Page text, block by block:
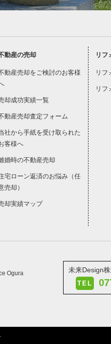
動産の売却
動産売却をご検討のお客様
却成功実績一覧
動産売却査定フォーム
社から手紙を受け取られた
客様へ
婚時の不動産売却
宅ローン返済のお悩み（任
売却）
却実績マップ
リフ
リフ
リフ
Ogura
未来Design
TEL